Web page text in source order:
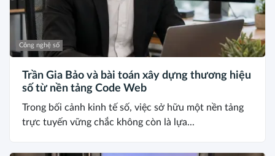
Công nghệ số
Trần Gia Bảo và bài toán xây dựng thương hiệu
số từ nền tảng Code Web
Trong bối cảnh kinh tế số, việc sở hữu một nền tảng
trực tuyến vững chắc không còn là lựa...